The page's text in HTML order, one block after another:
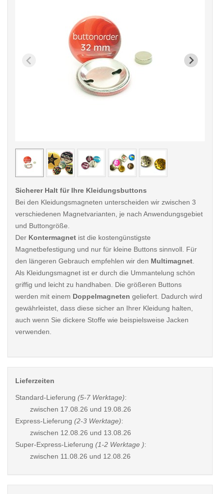
< /picture>
Sicherer Halt für Ihre Kleidungsbuttons
Bei den Kleidungsmagneten unterscheiden wir zwischen 3
verschiedenen Magnetvarianten, je nach Anwendungsgebiet
und Buttongröße.
Der Kontermagnet ist die kostengünstigste
Magnetbefestigung und nur für kleine Buttons sinnvoll. Für
den längeren Gebrauch empfehlen wir den Multimagnet
Als Kleidungsmagnet ist er durch die Ummantelung schön
griffig und leicht zu handhaben. Die größeren Buttons
werden mit einem Doppelmagneten geliefert. Dadurch wird
gewährleistet, dass diese sicher an Ihrer Kleidung halten,
auch wenn Sie dickere Stoffe wie beispielsweise Jacken
verwenden.
Lieferzeiten
Standard-Lieferung (5-7 Werktage):
zwischen 17.08.26 und 19.08.26
Express-Lieferung (2-3 Werktage):
zwischen 12.08.26 und 13.08.26
Super-Express-Lieferung (1-2 Werktage ):
zwischen 11.08.26 und 12.08.26